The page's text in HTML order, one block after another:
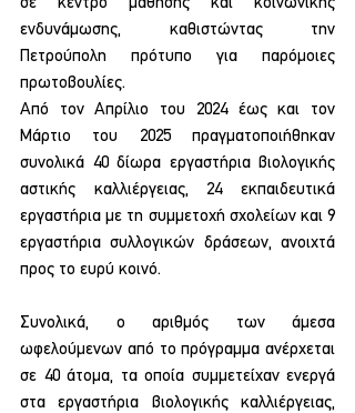
ενδυνάμωσης, καθιστώντας την
Πετρούπολη πρότυπο για παρόμοιες
πρωτοβουλίες.
Από τον Απρίλιο του 2024 έως και τον
Μάρτιο του 2025 πραγματοποιήθηκαν
συνολικά 40 δίωρα εργαστήρια βιολογικής
αστικής καλλιέργειας, 24 εκπαιδευτικά
εργαστήρια με τη συμμετοχή σχολείων και 9
εργαστήρια συλλογικών δράσεων, ανοιχτά
προς το ευρύ κοινό.
Συνολικά, ο αριθμός των άμεσα
ωφελούμενων από το πρόγραμμα ανέρχεται
σε 40 άτομα, τα οποία συμμετείχαν ενεργά
στα εργαστήρια βιολογικής καλλιέργειας,